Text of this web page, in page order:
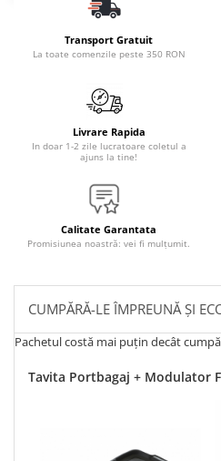
Transport Gratuit
La toate comenzile peste 350 RON
Livrare Rapida
In doar 1-2 zile lucratoare coletul a
ajuns la tine!
Calitate Garantata
Promisiunea noastră: vei fi mulțumit.
CUMPĂRĂ-LE ÎMPREUNĂ ȘI
Pachetul costă mai puțin decât
Tavita Portbagaj + Modulator